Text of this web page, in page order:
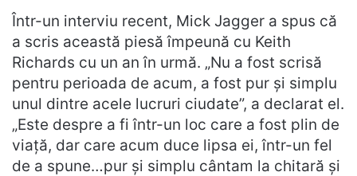
Într-un interviu recent, Mick Jagger a spus că
a scris această piesă împeună cu Keith
Richards cu un an în urmă. „Nu a fost scrisă
pentru perioada de acum, a fost pur și simplu
unul dintre acele lucruri ciudate”, a declarat el.
„Este despre a fi într-un loc care a fost plin de
viață, dar care acum duce lipsa ei, într-un fel
de a spune…pur și simplu cântam la chitară și